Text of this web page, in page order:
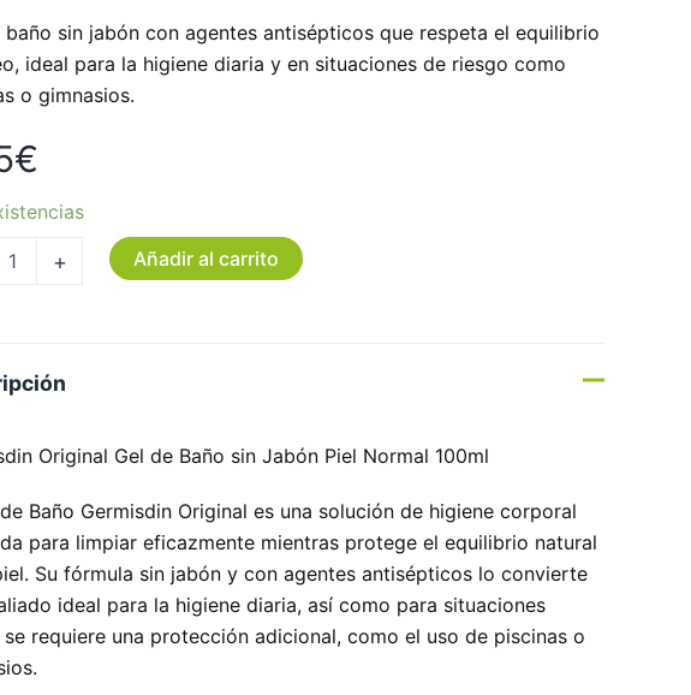
baño sin jabón con agentes antisépticos que respeta el equilibrio
ideal para la higiene diaria y en situaciones de riesgo como
o gimnasios.
€
+ Añadir al carrito
Original Gel de Baño sin Jabón Piel Normal 100ml
Baño Germisdin Original es una solución de higiene corporal
para limpiar eficazmente mientras protege el equilibrio natural
Su fórmula sin jabón y con agentes antisépticos lo convierte
ideal para la higiene diaria, así como para situaciones
requiere una protección adicional, como el uso de piscinas o